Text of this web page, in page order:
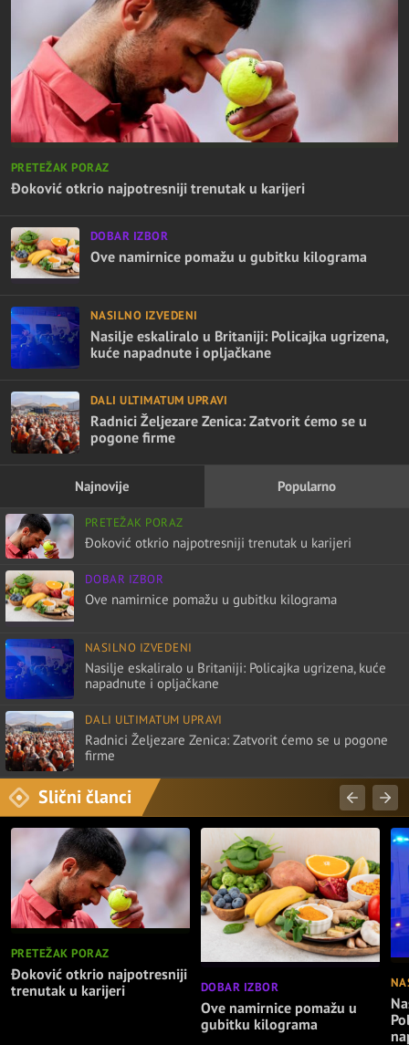
PRETEŽAK PORAZ
Đoković otkrio najpotresniji trenutak u karijeri
DOBAR IZBOR
Ove namirnice pomažu u gubitku kilograma
NASILNO IZVEDENI
Nasilje eskaliralo u Britaniji: Policajka ugrizena,
kuće napadnute i opljačkane
DALI ULTIMATUM UPRAVI
Radnici Željezare Zenica: Zatvorit ćemo se u
pogone firme
Najnovije Popularno
PRETEŽAK PORAZ
Đoković otkrio najpotresniji trenutak u karijeri
DOBAR IZBOR
Ove namirnice pomažu u gubitku kilograma
NASILNO IZVEDENI
Nasilje eskaliralo u Britaniji: Policajka ugrizena, kuće
napadnute i opljačkane
DALI ULTIMATUM UPRAVI
Radnici Željezare Zenica: Zatvorit ćemo se u pogone
firme
Slični članci
PRETEŽAK PORAZ
Đoković otkrio najpotresniji
trenutak u karijeri
DOBAR IZBOR
Ove namirnice pomažu u
gubitku kilograma